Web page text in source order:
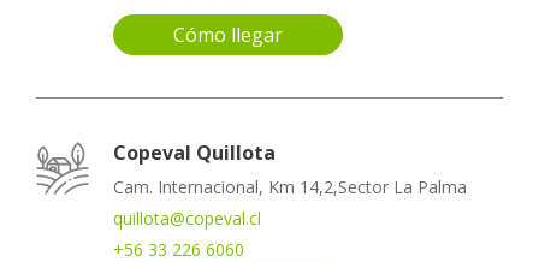
Cómo llegar
Copeval Quillota
Cam. Internacional, Km 14,2,Sector La Palma
quillota@copeval.cl
+56 33 226 6060